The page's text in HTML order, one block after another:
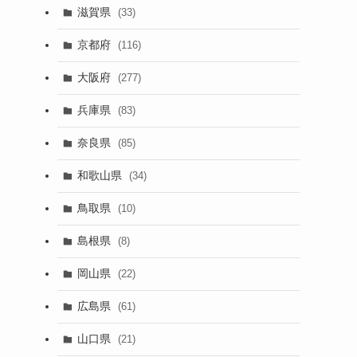
滋賀県 (33)
京都府 (116)
大阪府 (277)
兵庫県 (83)
奈良県 (85)
和歌山県 (34)
鳥取県 (10)
島根県 (8)
岡山県 (22)
広島県 (61)
山口県 (21)